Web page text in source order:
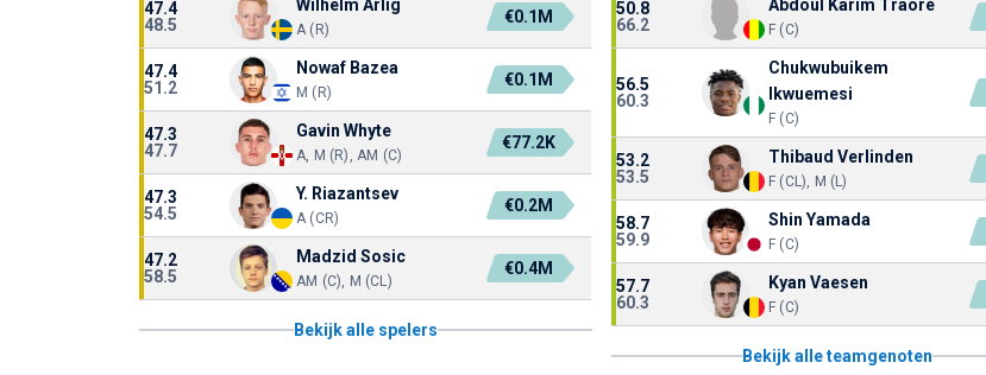
47.4
48.5
Wilhelm Arlig
A (R)
€0.1M
47.4
51.2
Nowaf Bazea
M (R)
€0.1M
47.3
47.7
Gavin Whyte
A, M (R), AM (C)
€77.2K
47.3
54.5
Y. Riazantsev
A (CR)
€0.2M
47.2
58.5
Madzid Sosic
AM (C), M (CL)
€0.4M
Bekijk alle spelers
50.8
66.2
Abdoul Karim Traoré
F (C)
56.5
60.3
Chukwubuikem
Ikwuemesi
F (C)
53.2
53.5
Thibaud Verlinden
F (CL), M (L)
58.7
59.9
Shin Yamada
F (C)
57.7
60.3
Kyan Vaesen
F (C)
Bekijk alle teamgenoten